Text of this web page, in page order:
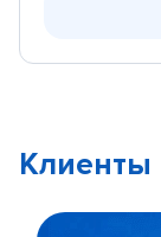
Клиенты